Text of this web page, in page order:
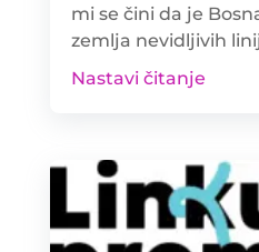
mi se čini da je
zemlja nevidljivih
Nastavi čitanje